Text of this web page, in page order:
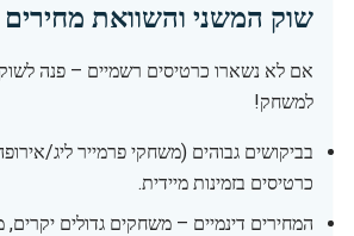
שוק המשני והשוואת מחירים
אם לא נשארו כרטיסים רשמיים – פנה
למשחק!
בביקושים גבוהים (משחקי פרמייר ליג/
כרטיסים בזמינות מיידית.
המחירים דינמיים – משחקים גדולים